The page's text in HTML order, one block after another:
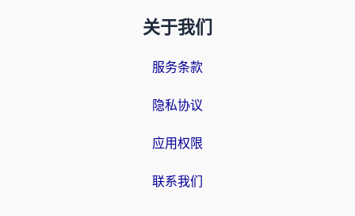
关于我们
服务条款
隐私协议
应用权限
联系我们